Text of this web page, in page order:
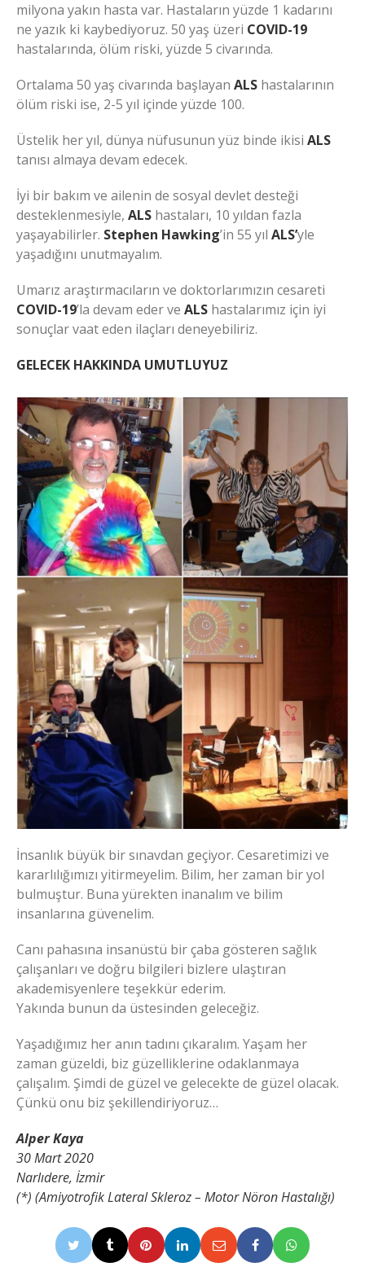
milyona yakın hasta var. Hastaların yüzde 1 kadarını
ne yazık ki kaybediyoruz. 50 yaş üzeri COVID-19
hastalarında, ölüm riski, yüzde 5 civarında.
Ortalama 50 yaş civarında başlayan ALS hastalarının
ölüm riski ise, 2-5 yıl içinde yüzde 100.
Üstelik her yıl, dünya nüfusunun yüz binde ikisi ALS
tanısı almaya devam edecek.
İyi bir bakım ve ailenin de sosyal devlet desteği
desteklenmesiyle, ALS hastaları, 10 yıldan fazla
yaşayabilirler. Stephen Hawking’in 55 yıl ALS’yle
yaşadığını unutmayalım.
Umarız araştırmacıların ve doktorlarımızın cesareti
COVID-19’la devam eder ve ALS hastalarımız için iyi
sonuçlar vaat eden ilaçları deneyebiliriz.
GELECEK HAKKINDA UMUTLUYUZ
İnsanlık büyük bir sınavdan geçiyor. Cesaretimizi ve
kararlılığımızı yitirmeyelim. Bilim, her zaman bir yol
bulmuştur. Buna yürekten inanalım ve bilim
insanlarına güvenelim.
Canı pahasına insanüstü bir çaba gösteren sağlık
çalışanları ve doğru bilgileri bizlere ulaştıran
akademisyenlere teşekkür ederim.
Yakında bunun da üstesinden geleceğiz.
Yaşadığımız her anın tadını çıkaralım. Yaşam her
zaman güzeldi, biz güzelliklerine odaklanmaya
çalışalım. Şimdi de güzel ve gelecekte de güzel olacak.
Çünkü onu biz şekillendiriyoruz…
Alper Kaya
30 Mart 2020
Narlıdere, İzmir
(*) (Amiyotrofik Lateral Skleroz – Motor Nöron Hastalığı)